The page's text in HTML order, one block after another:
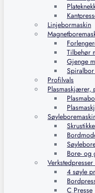
Linjebormaskin
Tilbehør
Gjenge
Profilvals
Plasmaskjærer,
Bore- og
4 søyle
C Presse